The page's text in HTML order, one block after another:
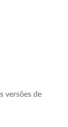
versões de